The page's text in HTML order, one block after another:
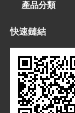
產品分類
快速鏈結